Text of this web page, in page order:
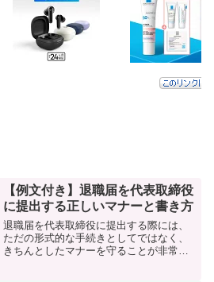
【例文付き】退職届を代表取締役
に提出する正しいマナーと書き方
退職届を代表取締役に提出する際には、
ただの形式的な手続きとしてではなく、
きちんとしたマナーを守ることが非常に